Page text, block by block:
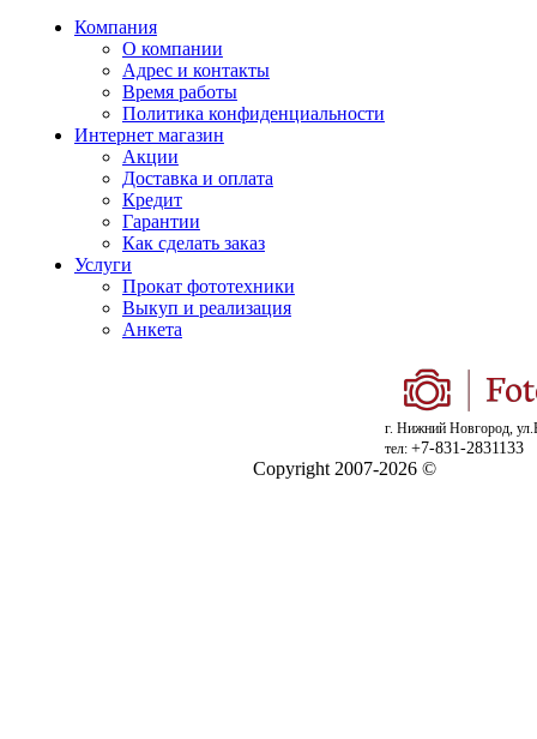
Компания
О компании
Адрес и контакты
Время работы
Политика конфиденциальности
Интернет магазин
Акции
Доставка и оплата
Кредит
Гарантии
Как сделать заказ
Услуги
Прокат фототехники
Выкуп и реализация
Анкета
г. Нижний Новгород,
тел: +7-831-2831133
Copyright 2007-2026 ©